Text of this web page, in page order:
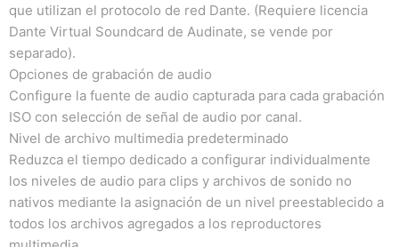
que utilizan el protocolo de red Dante. (Requiere licencia
Dante Virtual Soundcard de Audinate, se vende por
separado).
Opciones de grabación de audio
Configure la fuente de audio capturada para cada grabación
ISO con selección de señal de audio por canal.
Nivel de archivo multimedia predeterminado
Reduzca el tiempo dedicado a configurar individualmente
los niveles de audio para clips y archivos de sonido no
nativos mediante la asignación de un nivel preestablecido a
todos los archivos agregados a los reproductores